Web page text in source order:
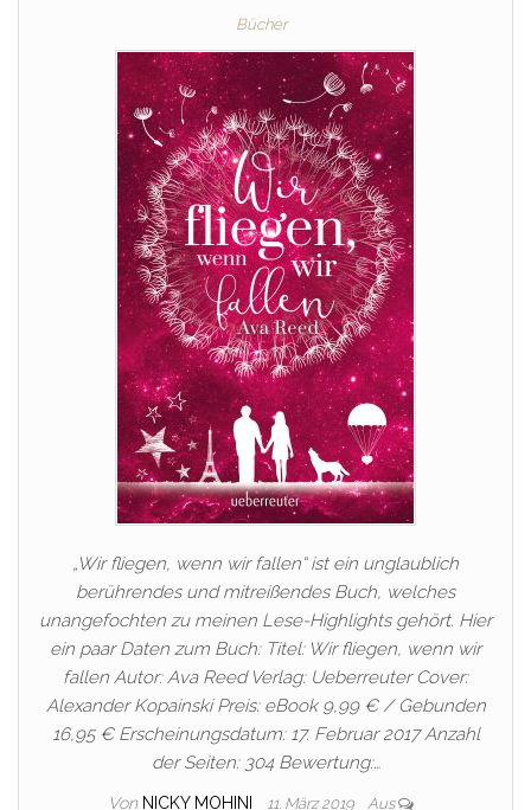
Bücher
„Wir fliegen, wenn wir fallen“ ist ein unglaublich
berührendes und mitreißendes Buch, welches
unangefochten zu meinen Lese-Highlights gehört. Hier
ein paar Daten zum Buch: Titel: Wir fliegen, wenn wir
fallen Autor: Ava Reed Verlag: Ueberreuter Cover:
Alexander Kopainski Preis: eBook 9,99 € / Gebunden
16,95 € Erscheinungsdatum: 17. Februar 2017 Anzahl
der Seiten: 304 Bewertung:…
Von NICKY MOHINI 11. März 2019 Aus